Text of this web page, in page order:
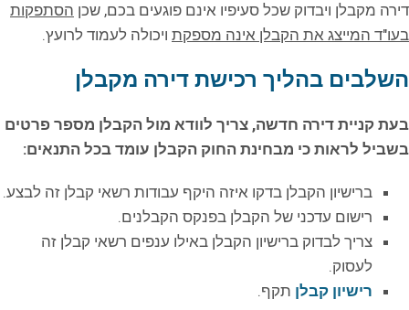
דירה מקבלן ויבדוק שכל סעיפיו אינם פוגעים בכם, שכן הסתפקות
בעו"ד המייצג את הקבלן אינה מספקת ויכולה לעמוד לרועץ.
השלבים בהליך רכישת דירה מקבלן
בעת קניית דירה חדשה, צריך לוודא מול הקבלן מספר פרטים
בשביל לראות כי מבחינת החוק הקבלן עומד בכל התנאים:
ברישיון הקבלן בדקו איזה היקף עבודות רשאי קבלן זה לבצע.
רישום עדכני של הקבלן בפנקס הקבלנים.
צריך לבדוק ברישיון הקבלן באילו ענפים רשאי קבלן זה
לעסוק.
רישיון קבלן תקף.